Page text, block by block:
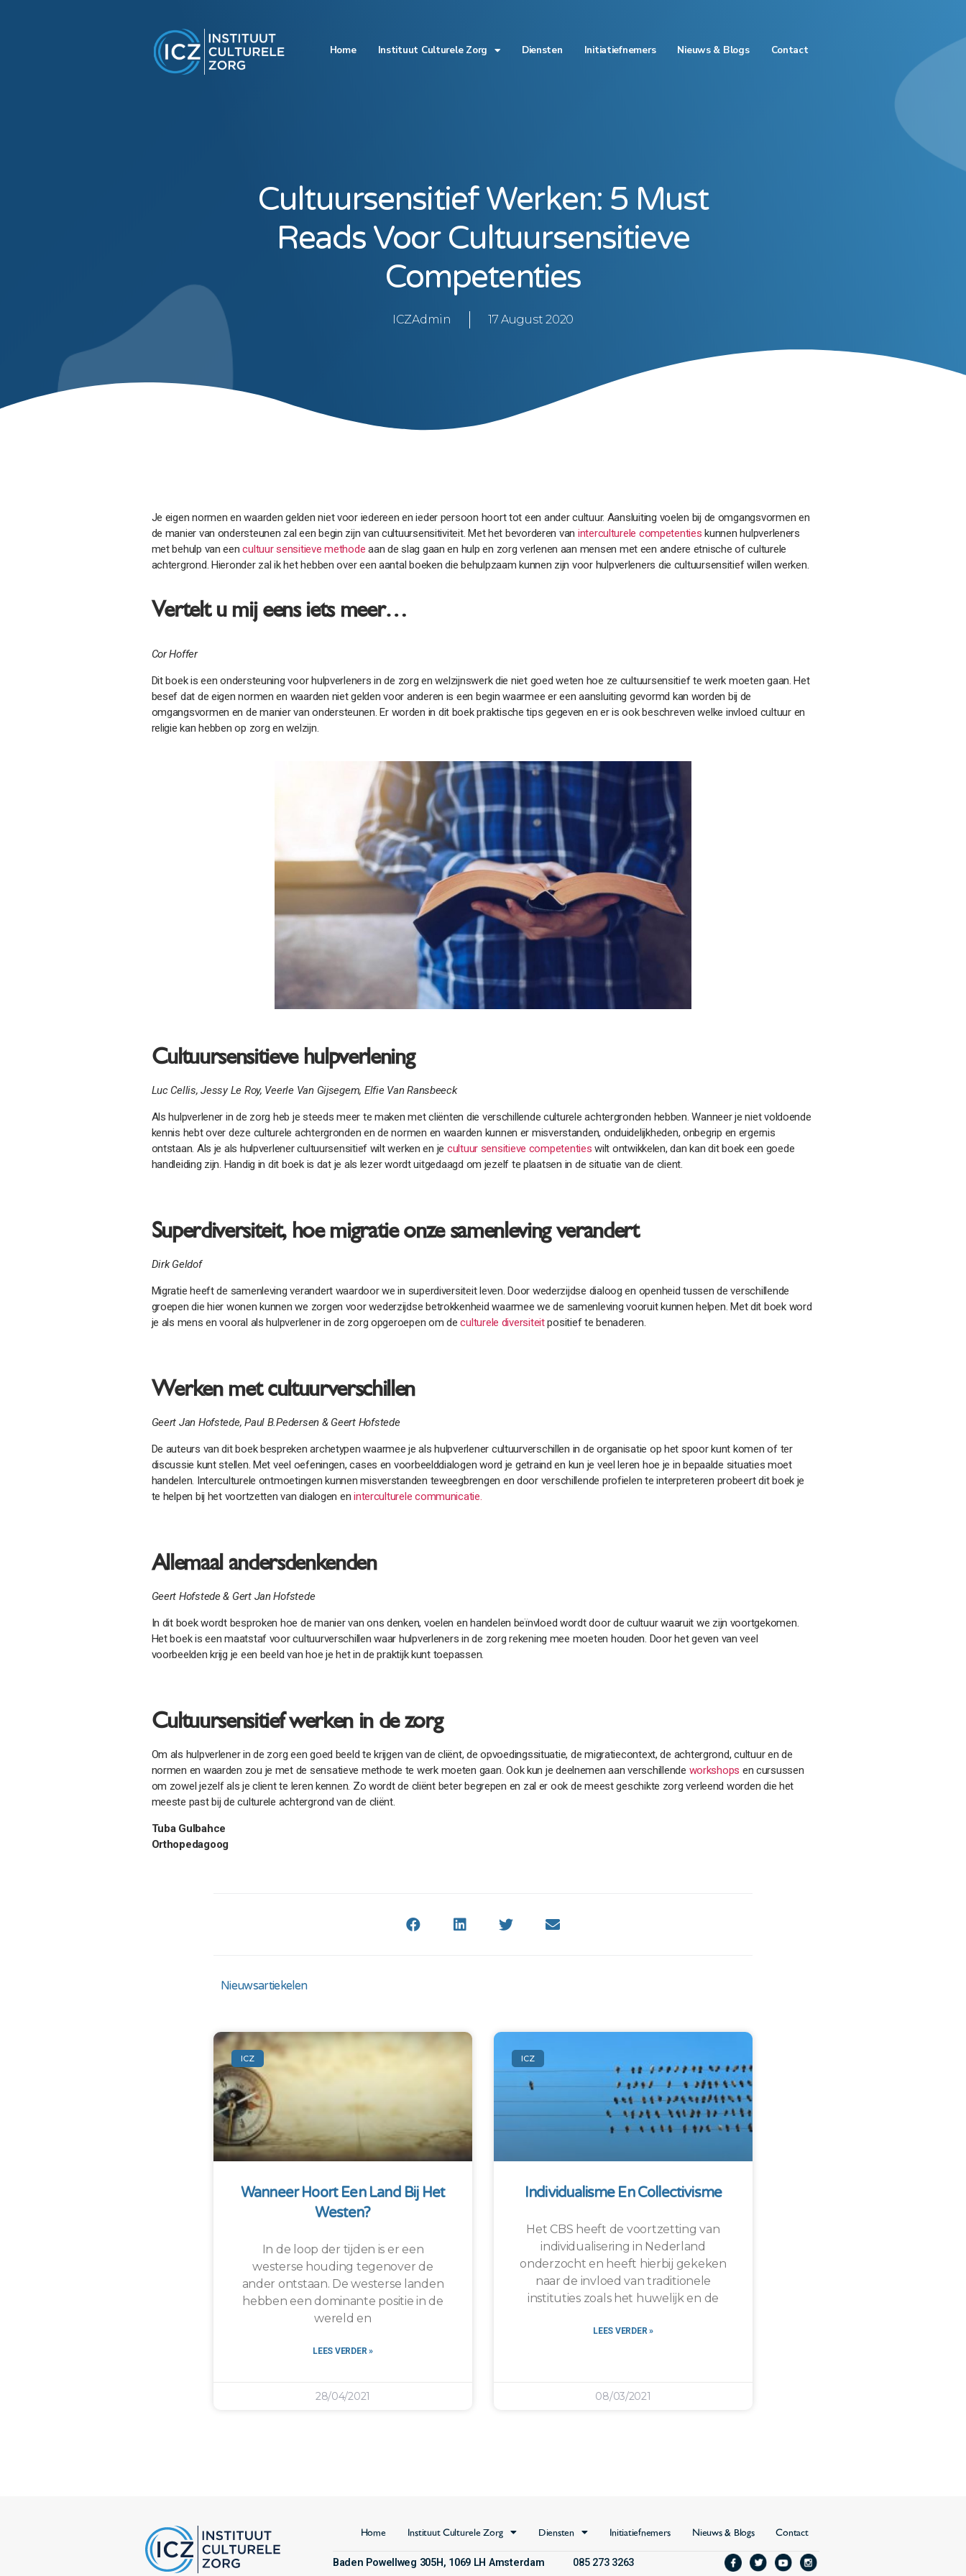
Home Instituut Culturele Zorg Diensten Initiatiefnemers Nieuws & Blogs Contact
Cultuursensitief Werken: 5 Must
Reads Voor Cultuursensitieve
Competenties
ICZAdmin 17 August 2020
Je eigen normen en waarden gelden niet voor iedereen en ieder persoon hoort tot een ander cultuur. Aansluiting voelen bij de omgangsvormen en
de manier van ondersteunen zal een begin zijn van cultuursensitiviteit. Met het bevorderen van interculturele competenties kunnen hulpverleners
met behulp van eencultuur sensitieve methode aan de slag gaan en hulp en zorg verlenen aan mensen met een andere etnische of culturele
achtergrond. Hieronder zal ik het hebben over een aantal boeken die behulpzaam kunnen zijn voor hulpverleners die cultuursensitief willen werken.
Vertelt u mij eens iets meer…
Cor Hoffer
Dit boek is een ondersteuning voor hulpverleners in de zorg en welzijnswerk die niet goed weten hoe ze cultuursensitief te werk moeten gaan. Het
besef dat de eigen normen en waarden niet gelden voor anderen is een begin waarmee er een aansluiting gevormd kan worden bij de
omgangsvormen en de manier van ondersteunen. Er worden in dit boek praktische tips gegeven en er is ook beschreven welke invloed cultuur en
religie kan hebben op zorg en welzijn.
Cultuursensitieve hulpverlening
Luc Cellis, Jessy Le Roy, Veerle Van Gijsegem, Elfie Van Ransbeeck
Als hulpverlener in de zorg heb je steeds meer te maken met cliënten die verschillende culturele achtergronden hebben. Wanneer je niet voldoende
kennis hebt over deze culturele achtergronden en de normen en waarden kunnen er misverstanden, onduidelijkheden, onbegrip en ergernis
ontstaan. Als je als hulpverlener cultuursensitief wilt werken en je cultuur sensitieve competenties wilt ontwikkelen, dan kan dit boek een goede
handleiding zijn. Handig in dit boek is dat je als lezer wordt uitgedaagd om jezelf te plaatsen in de situatie van de client.
Superdiversiteit, hoe migratie onze samenleving verandert
Dirk Geldof
Migratie heeft de samenleving verandert waardoor we in superdiversiteit leven. Door wederzijdse dialoog en openheid tussen de verschillende
groepen die hier wonen kunnen we zorgen voor wederzijdse betrokkenheid waarmee we de samenleving vooruit kunnen helpen. Met dit boek word
je als mens en vooral als hulpverlener in de zorg opgeroepen om deculturele diversiteitpositief te benaderen.
Werken met cultuurverschillen
Geert Jan Hofstede, Paul B.Pedersen & Geert Hofstede
De auteurs van dit boek bespreken archetypen waarmee je als hulpverlener cultuurverschillen in de organisatie op het spoor kunt komen of ter
discussie kunt stellen. Met veel oefeningen, cases en voorbeelddialogen word je getraind en kun je veel leren hoe je in bepaalde situaties moet
handelen. Interculturele ontmoetingen kunnen misverstanden teweegbrengen en door verschillende profielen te interpreteren probeert dit boek je
te helpen bij het voortzetten van dialogen eninterculturele communicatie.
Allemaal andersdenkenden
Geert Hofstede & Gert Jan Hofstede
In dit boek wordt besproken hoe de manier van ons denken, voelen en handelen beïnvloed wordt door de cultuur waaruit we zijn voortgekomen.
Het boek is een maatstaf voor cultuurverschillen waar hulpverleners in de zorg rekening mee moeten houden. Door het geven van veel
voorbeelden krijg je een beeld van hoe je het in de praktijk kunt toepassen.
Cultuursensitief werken in de zorg
Om als hulpverlener in de zorg een goed beeld te krijgen van de cliënt, de opvoedingssituatie, de migratiecontext, de achtergrond, cultuur en de
normen en waarden zou je met de sensatieve methode te werk moeten gaan. Ook kun je deelnemen aan verschillende workshops en cursussen
om zowel jezelf als je client te leren kennen. Zo wordt de cliënt beter begrepen en zal er ook de meest geschikte zorg verleend worden die het
meeste past bij de culturele achtergrond van de cliënt.
Tuba Gulbahce
Orthopedagoog
Nieuwsartiekelen
ICZ
Wanneer Hoort Een Land Bij Het
Westen?
In de loop der tijden is er een
westerse houding tegenover de
ander ontstaan. De westerse landen
hebben een dominante positie in de
wereld en
LEES VERDER »
28/04/2021
ICZ
Individualisme En Collectivisme
Het CBS heeft de voortzetting van
individualisering in Nederland
onderzocht en heeft hierbij gekeken
naar de invloed van traditionele
instituties zoals het huwelijk en de
LEES VERDER »
08/03/2021
Home Instituut Culturele Zorg Diensten Initiatiefnemers Nieuws & Blogs Contact
Baden Powellweg 305H, 1069 LH Amsterdam 085 273 3263